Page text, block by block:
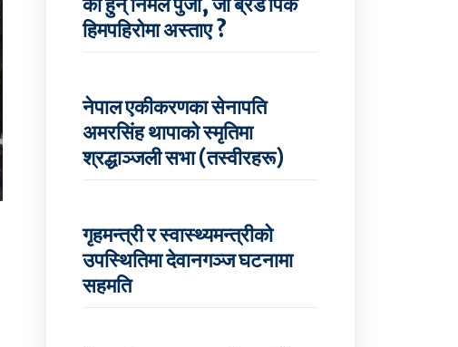
हिमपहिरोमा अस्ताए ?
नेपाल एकीकरणका सेनापति
अमरसिंह थापाको स्मृतिमा
श्रद्धाञ्जली सभा (तस्वीरहरू)
गृहमन्त्री र स्वास्थ्यमन्त्रीको
उपस्थितिमा देवानगञ्ज घटनामा
सहमति